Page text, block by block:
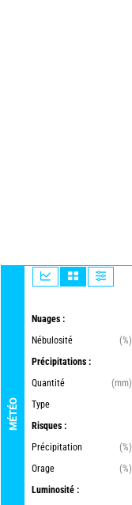
MÉTÉO
Nuages :
Nébulosité
(%)
Précipitations :
Quantité
(mm)
Type
Risques :
Précipitation
(%)
Orage
(%)
Luminosité :